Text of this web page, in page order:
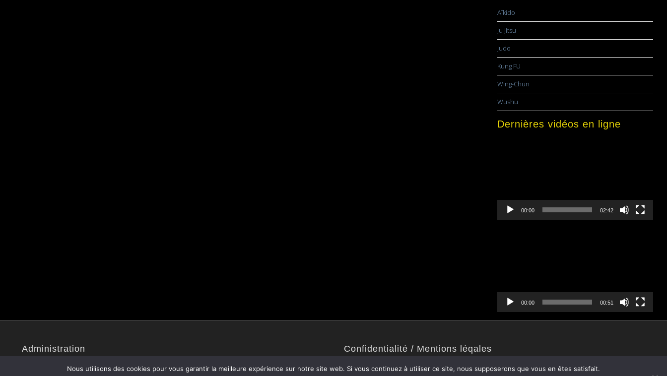
Aîkido
Ju Jitsu
Judo
Kung FU
Wing-Chun
Wushu
Dernières vidéos en ligne
00:00 02:42
00:00 00:51
Administration Confidentialité / Mentions léqales
Mentions légales
Nous utilisons des cookies pour vous garantir la meilleure expérience sur notre site web. Si vous continuez à utiliser ce site, nous supposerons que vous en êtes satisfait.